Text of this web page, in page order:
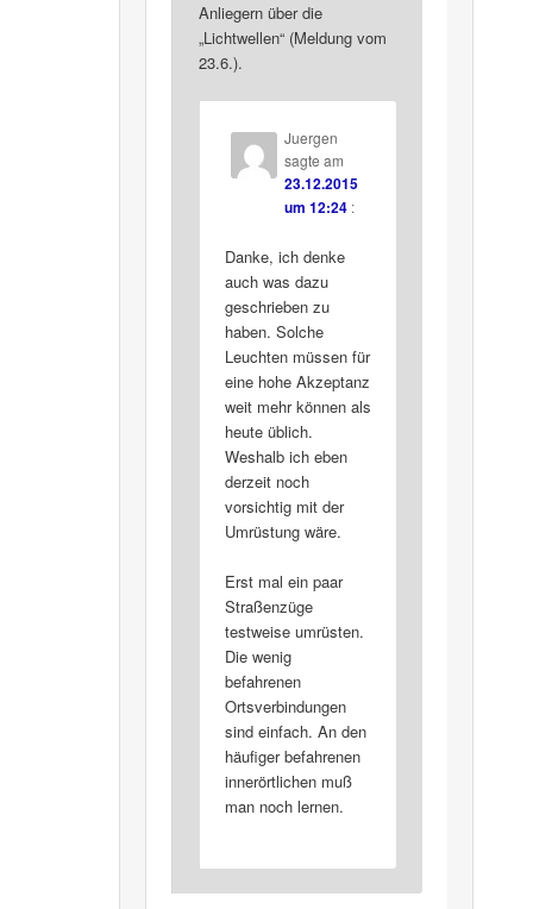
Anliegern über die
„Lichtwellen“ (Meldung vom
23.6.).
Juergen
sagte am
23.12.2015
um 12:24 :
Danke, ich denke
auch was dazu
geschrieben zu
haben. Solche
Leuchten müssen für
eine hohe Akzeptanz
weit mehr können als
heute üblich.
Weshalb ich eben
derzeit noch
vorsichtig mit der
Umrüstung wäre.
Erst mal ein paar
Straßenzüge
testweise umrüsten.
Die wenig
befahrenen
Ortsverbindungen
sind einfach. An den
häufiger befahrenen
innerörtlichen muß
man noch lernen.